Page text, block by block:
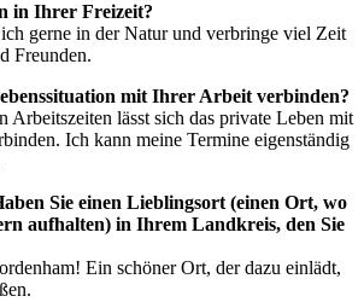
in Ihrer Freizeit?
gerne in der Natur und verbringe viel Zeit
Freunden.
mit Ihrer Arbeit verbinden?
Arbeitszeiten lässt sich das private Leben mit
Ich kann meine Termine eigenständig
Sie einen Lieblingsort (einen Ort, wo
aufhalten) in Ihrem Landkreis, den Sie
Ein schöner Ort, der dazu einlädt,